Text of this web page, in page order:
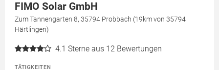
FIMO Solar GmbH
Zum Tannengarten 8, 35794 Probbach (19km von 35794
Härtlingen)
4.1 Sterne aus 12 Bewertungen
TÄTIGKEITEN